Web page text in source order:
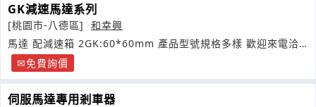
GK減速馬達系列
[桃園市-八德區]
和幸興
馬達 配減速箱 2GK:60*60mm 產品型號規格多樣 歡迎來電洽
詢客方最適用需馬達
免費詢價
伺服馬達專用剎車器